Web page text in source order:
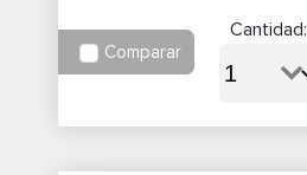
Comparar
Cantidad: